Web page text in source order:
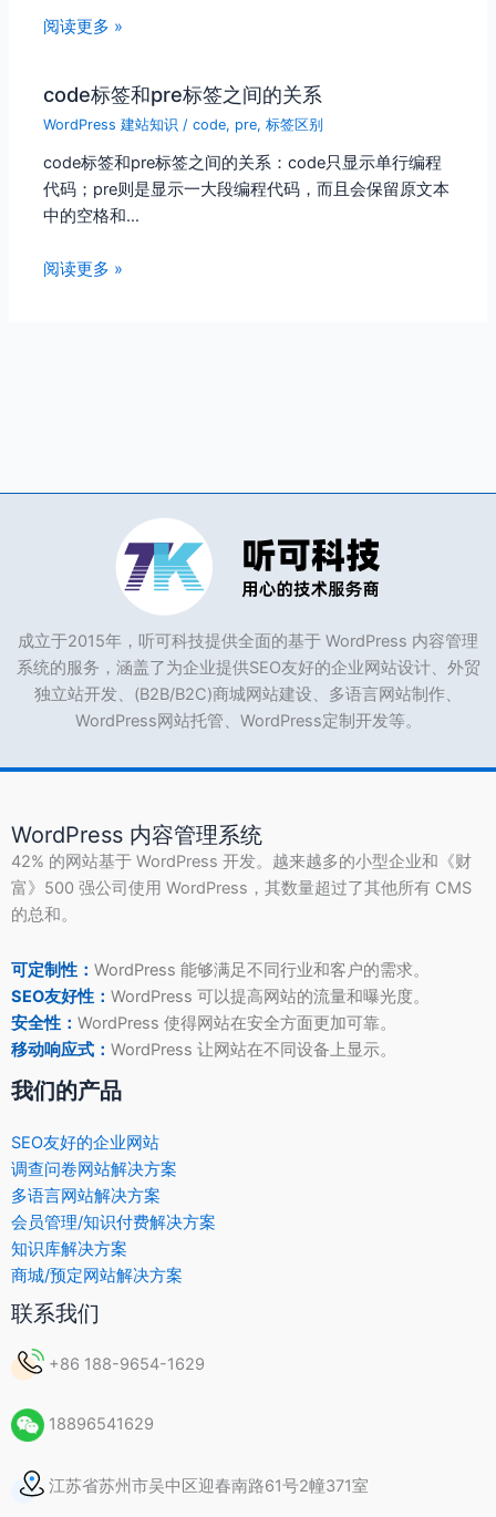
阅读更多 »
code标签和pre标签之间的关系
WordPress 建站知识 /code, pre,标签区别
code标签和pre标签之间的关系：code只显示单行编程
代码；pre则是显示一大段编程代码，而且会保留原文本
中的空格和…
阅读更多 »
成立于2015年，听可科技提供全面的基于 WordPress 内容管理
系统的服务，涵盖了为企业提供SEO友好的企业网站设计、外贸
独立站开发、(B2B/B2C)商城网站建设、多语言网站制作、
WordPress网站托管、WordPress定制开发等。
WordPress 内容管理系统
42% 的网站基于 WordPress 开发。越来越多的小型企业和《财
富》500 强公司使用 WordPress，其数量超过了其他所有 CMS
的总和。
可定制性： WordPress 能够满足不同行业和客户的需求。
SEO友好性： WordPress 可以提高网站的流量和曝光度。
安全性： WordPress 使得网站在安全方面更加可靠。
移动响应式： WordPress 让网站在不同设备上显示。
我们的产品
SEO友好的企业网站
调查问卷网站解决方案
多语言网站解决方案
会员管理/知识付费解决方案
知识库解决方案
商城/预定网站解决方案
联系我们
+86 188-9654-1629
18896541629
江苏省苏州市吴中区迎春南路61号2幢371室